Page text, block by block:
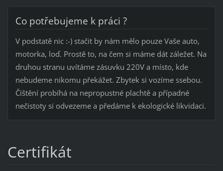
Co potřebujeme k práci ?
V podstatě nic :-) stačit by nám mělo pouze Vaše auto,
motorka, loď. Prostě to, na čem si máme dát záležet. Na
druhou stranu uvítáme zásuvku 220V a místo, kde
nebudeme nikomu překážet. Zbytek si vozíme ssebou.
Čištění probíhá na nepropustné plachtě a případné
nečistoty si odvezeme a předáme k ekologické likvidaci.
Certifikát